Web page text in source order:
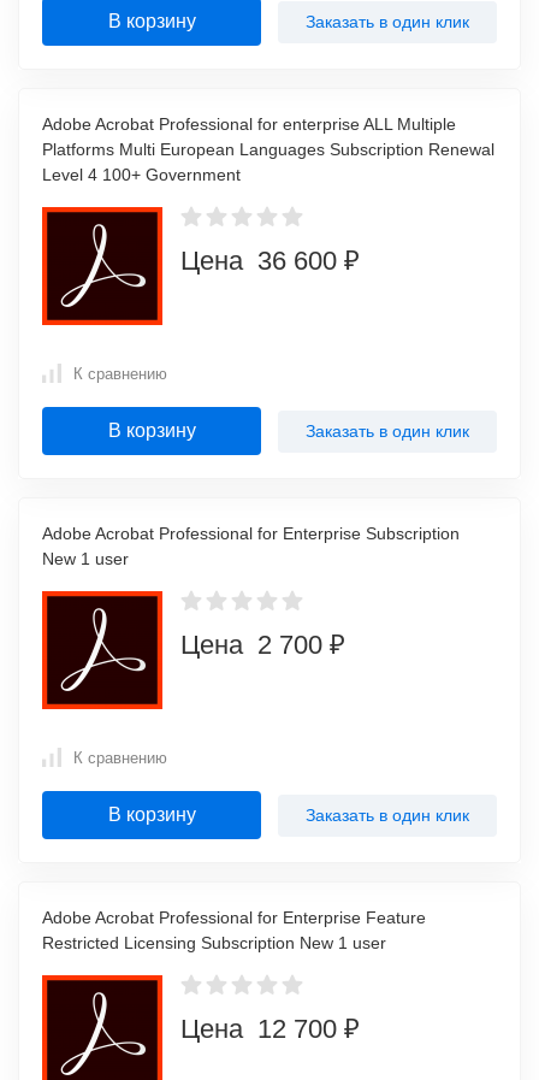
В корзину Заказать в один клик
Adobe Acrobat Professional for enterprise ALL Multiple
Platforms Multi European Languages Subscription Renewal
Level 4 100+ Government
Цена 36 600 ₽
К сравнению
В корзину Заказать в один клик
Adobe Acrobat Professional for Enterprise Subscription
New 1 user
Цена 2 700 ₽
К сравнению
В корзину Заказать в один клик
Adobe Acrobat Professional for Enterprise Feature
Restricted Licensing Subscription New 1 user
Цена 12 700 ₽